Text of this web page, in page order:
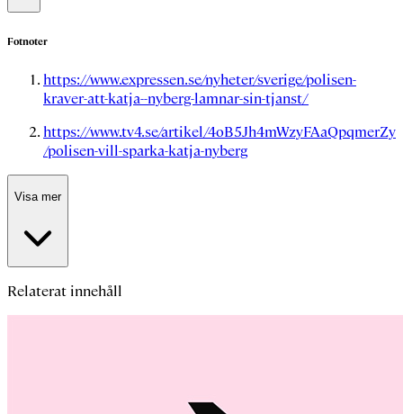
Fotnoter
https://www.expressen.se/nyheter/sverige/polisen-
kraver-att-katja--nyberg-lamnar-sin-tjanst/
https://www.tv4.se/artikel/4oB5Jh4mWzyFAaQpqmerZy
/polisen-vill-sparka-katja-nyberg
Visa mer
Relaterat innehåll